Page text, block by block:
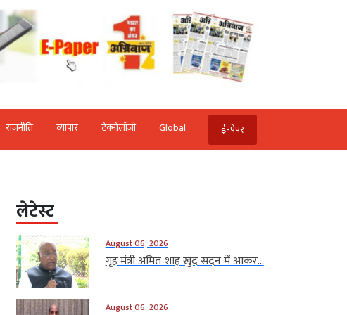
राजनीति व्‍यापार टेक्‍नोलॉजी Global ई-पेपर
लेटेस्ट
August 06, 2026
गृह मंत्री अमित शाह खुद सदन में आकर...
August 06, 2026